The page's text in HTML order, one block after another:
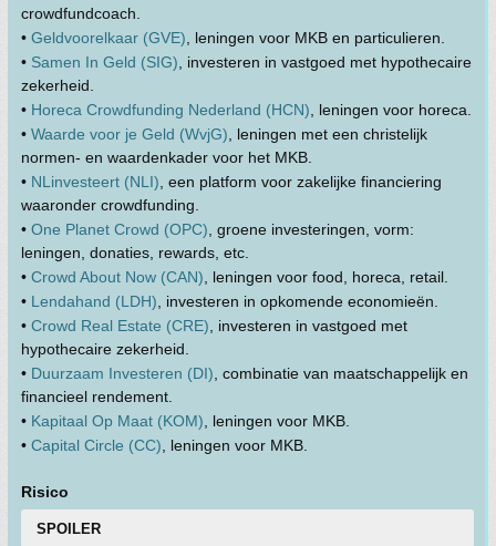
crowdfundcoach.
• Geldvoorelkaar (GVE) , leningen voor MKB en particulieren.
• Samen In Geld (SIG) , investeren in vastgoed met hypothecaire
zekerheid.
• Horeca Crowdfunding Nederland (HCN) , leningen voor horeca.
• Waarde voor je Geld (WvjG) , leningen met een christelijk
normen- en waardenkader voor het MKB.
• NLinvesteert (NLI) , een platform voor zakelijke financiering
waaronder crowdfunding.
• One Planet Crowd (OPC) , groene investeringen, vorm:
leningen, donaties, rewards, etc.
• Crowd About Now (CAN) , leningen voor food, horeca, retail.
• Lendahand (LDH) , investeren in opkomende economieën.
• Crowd Real Estate (CRE) , investeren in vastgoed met
hypothecaire zekerheid.
• Duurzaam Investeren (DI) , combinatie van maatschappelijk en
financieel rendement.
• Kapitaal Op Maat (KOM) , leningen voor MKB.
• Capital Circle (CC) , leningen voor MKB.
Risico
SPOILER